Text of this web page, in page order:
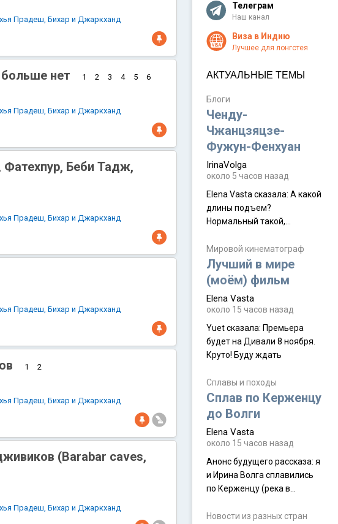
Прадеш, Бихар и Джаркханд
нет 1 2 3 4 5
6
Прадеш, Бихар и Джаркханд
Беби Тадж,
Прадеш, Бихар и Джаркханд
Прадеш, Бихар и Джаркханд
1 2
Прадеш, Бихар и Джаркханд
(Barabar caves,
Прадеш, Бихар и Джаркханд
Телеграм
Наш канал
Виза в Индию
Лучшее для лонгстея
АКТУАЛЬНЫЕ ТЕМЫ
Блоги
Ченду-
Чжанцзяцзе-
Фужун-Фенхуан
IrinaVolga
около 5 часов назад
Elena Vasta сказалa: А какой
длины подъем?
Нормальный такой,
Vasta сказалa: Горы
Аватара? Да
Мировой кинематограф
Лучший в мире
(моём) фильм
Elena Vasta
около 15 часов назад
Yuet сказалa: Премьера
будет на Дивали 8 ноября.
Круто! Буду ждать
Сплавы и походы
Сплав по Керженцу
до Волги
Elena Vasta
около 15 часов назад
Анонс будущего рассказа: я
и Ирина Волга сплавились
по Керженцу (река в
села Керженец до стоящего
Новости из разных стран